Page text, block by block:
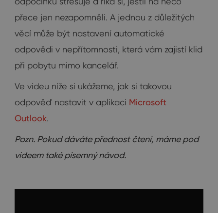
přece jen nezapomněli. A jednou z důležitých
věcí může být nastavení automatické
odpovědi v nepřítomnosti, která vám zajistí klid
při pobytu mimo kancelář.
Ve videu níže si ukážeme, jak si takovou
odpověď nastavit v aplikaci Microsoft
Outlook.
Pozn. Pokud dáváte přednost čtení, máme pod
videem také písemný návod.